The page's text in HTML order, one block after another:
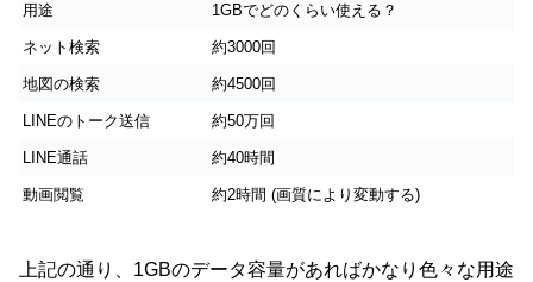
用途 1GBでどのくらい使える？
ネット検索 約3000回
地図の検索 約4500回
LINEのトーク送信 約50万回
LINE通話 約40時間
動画閲覧 約2時間 (画質により変動する)
上記の通り、1GBのデータ容量があればかなり色々な用途